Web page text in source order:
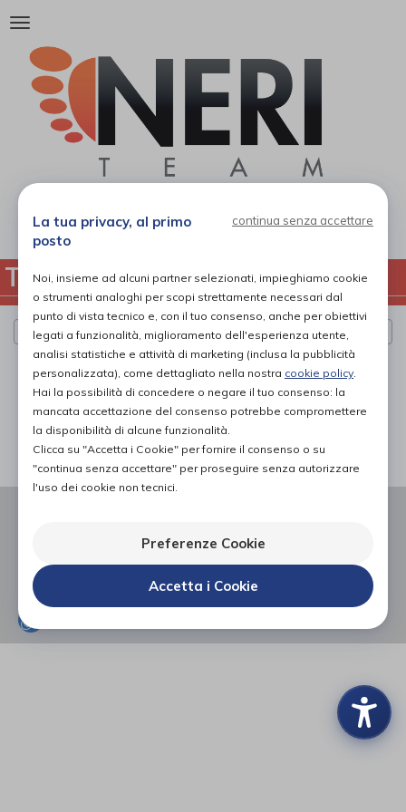
Attiva/disattiva
navigazione
06 12 09
TUTTE LE CATEGORIE
Cerca per marca
PAGINA 1 DI 0
PAGINA 1 DI 0
INFO@NERITEAM.COM
WHATSAPP
La tua privacy, al primo
posto
continua senza accettare
Noi, insieme ad alcuni partner selezionati, impieghiamo cookie
o strumenti analoghi per scopi strettamente necessari dal
punto di vista tecnico e, con il tuo consenso, anche per obiettivi
legati a funzionalità, miglioramento dell'esperienza utente,
analisi statistiche e attività di marketing (inclusa la pubblicità
personalizzata), come dettagliato nella nostra cookie policy.
Hai la possibilità di concedere o negare il tuo consenso: la
mancata accettazione del consenso potrebbe compromettere
la disponibilità di alcune funzionalità.
Clicca su "Accetta i Cookie" per fornire il consenso o su
"continua senza accettare" per proseguire senza autorizzare
l'uso dei cookie non tecnici.
Preferenze Cookie
Accetta i Cookie